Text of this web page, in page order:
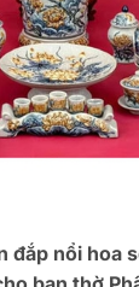
đắp nổi hoa